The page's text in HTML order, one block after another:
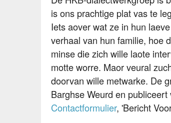
is ons prachtige plat vas te
Iets aover wat ze in hun
verhaal van hun familie, hoe
minse die zich wille laote
motte worre. Maor veural
doorvan wille metwarke. De
Barghse Weurd en
Contactformulier, 'Bericht